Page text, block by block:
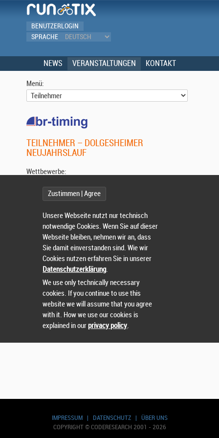
BENUTZERLOGIN
SPRACHE
NEWS VERANSTALTUNGEN KONTAKT
Menü:
TEILNEHMER – DOLGESHEIMER
NEUJAHRSLAUF
IMPRESSUM| DATENSCHUTZ| ÜBER UNS
COPYRIGHT © CODERESEARCH 2001 - 2026
Wettbewerbe:
Suchen
Zustimmen | Agree
Unsere Webseite nutzt nur technisch
notwendige Cookies. Wenn Sie auf dieser
Webseite bleiben, nehmen wir an, dass
Sie damit einverstanden sind. Wie wir
Cookies nutzen erfahren Sie in unserer
Datenschutzerklärung.
We use only technically necessary
cookies. If you continue to use this
website we will assume that you agree
with it. How we use our cookies is
explained in ourprivacy policy.